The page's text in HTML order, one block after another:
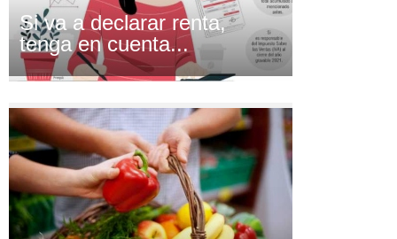
Si va a declarar renta,
tenga en cuenta...